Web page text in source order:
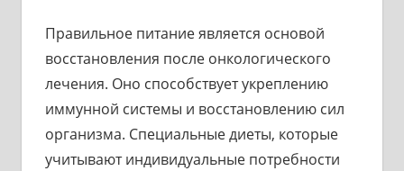
Правильное питание является основой
восстановления после онкологического
лечения. Оно способствует укреплению
иммунной системы и восстановлению сил
организма. Специальные диеты, которые
учитывают индивидуальные потребности